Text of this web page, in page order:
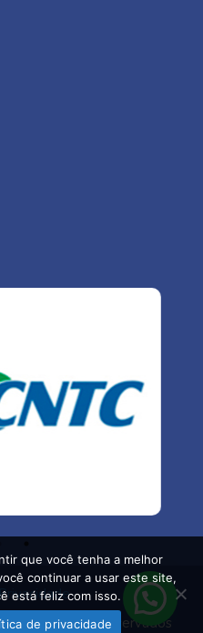
os direitos reservados
que você tenha a melhor
continuar a usar este site,
está feliz com isso.
de privacidade